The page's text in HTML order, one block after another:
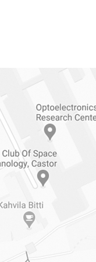
Tampereen